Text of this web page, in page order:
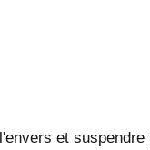
et suspendre